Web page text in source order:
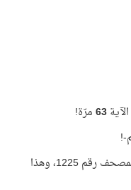
63مرّة!
!
وكما تعلم فإن هذه الآية ترتيبها من بداية المصحف رقم 1225، وهذا